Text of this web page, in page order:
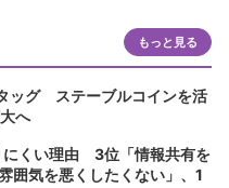
もっと見る
ッグ ステーブルコインを活
へ
にくい理由 3位「情報共有を
囲気を悪くしたくない」、1